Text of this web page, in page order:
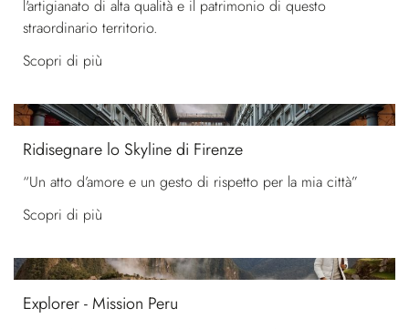
l'artigianato di alta qualità e il patrimonio di questo
straordinario territorio.
Scopri di più
Ridisegnare lo Skyline di Firenze
“Un atto d’amore e un gesto di rispetto per la mia città”
Scopri di più
Explorer - Mission Peru